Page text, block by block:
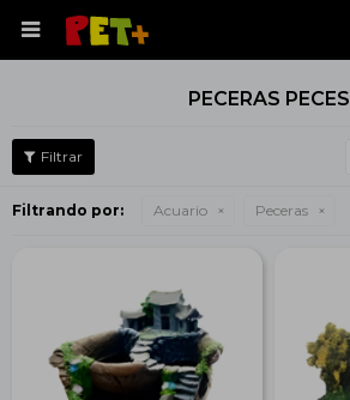

PECERAS PECES
Filtrando por: Acuario Peceras